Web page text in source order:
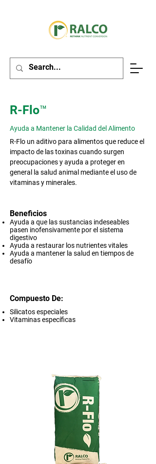
R-Flo™
Ayuda a Mantener la Calidad del Alimento
R-Flo un aditivo para alimentos que reduce el
impacto de las toxinas cuando surgen
preocupaciones y ayuda a proteger en
general la salud animal mediante el uso de
vitaminas y minerales.
Beneficios
Ayuda a que las sustancias indeseables
pasen inofensivamente por el sistema
digestivo
Ayuda a restaurar los nutrientes vitales
Ayuda a mantener la salud en tiempos de
desafío
Compuesto De:
Silicatos especiales
Vitaminas específicas